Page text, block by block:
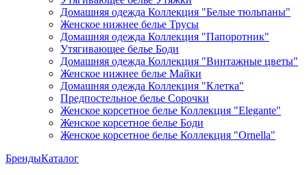
Домашняя одежда Коллекция "Белые тюльпаны"
Женское нижнее белье Трусы
Домашняя одежда Коллекция "Папоротник"
Утягивающее белье Боди
Домашняя одежда Коллекция "Винтажные цветы"
Женское нижнее белье Майки
Домашняя одежда Коллекция "Клетка"
Предпостельное белье Сорочки
Женское корсетное белье Коллекция "Elegante"
Женское корсетное белье Боди
Женское корсетное белье Коллекция "Ornella"
БрендыКаталог